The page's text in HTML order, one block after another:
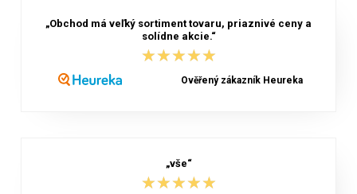
„Obchod má veľký sortiment tovaru, priaznivé ceny a
solídne akcie.“
★★★★★
★★★★★
Ověřený zákazník Heureka
„vše“
★★★★★
★★★★★